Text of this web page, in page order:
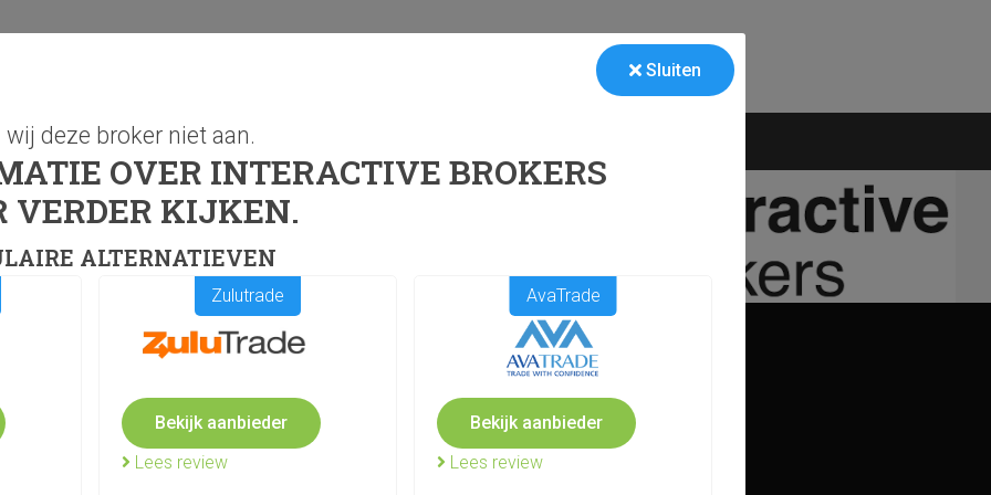
Risicomanagement Handelsstrategieën
U beschikt over
Sluiten
deze broker niet aan.
OVER INTERACTIVE BROKERS
VERDER KIJKEN.
ALTERNATIEVEN
Zulutrade
Bekijk aanbieder
Lees review
AvaTrade
Bekijk aanbieder
Lees review